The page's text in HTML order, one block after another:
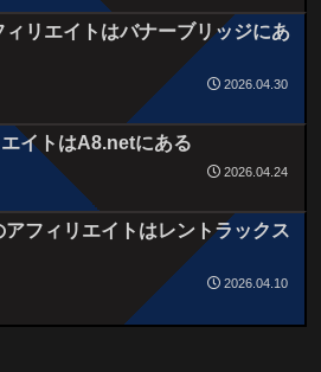
ィリエイトはバナーブリッジにあ
2026.04.30
イトはA8.netにある
2026.04.24
アフィリエイトはレントラックス
2026.04.10